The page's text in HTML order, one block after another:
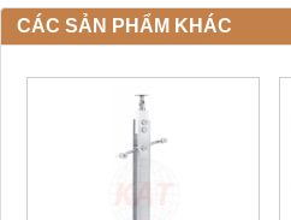
CÁC SẢN PHẨM KHÁC